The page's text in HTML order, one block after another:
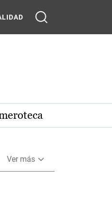
Ver más